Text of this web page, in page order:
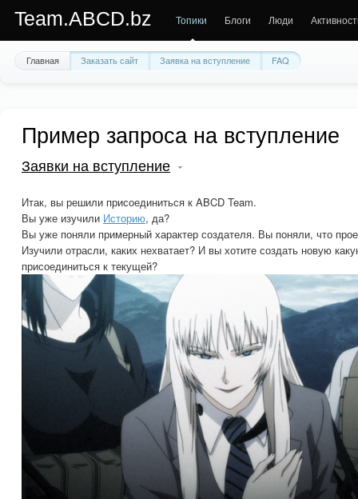
Team.ABCD.bz Топики Блоги Люди
Главная Заказать сайт Заявка на вступление FAQ
Пример запроса на вступление
Заявки на вступление
Итак, вы решили присоединиться к ABCD Team.
Вы уже изучили Историю, да?
Вы уже поняли примерный характер создателя. Вы поняли, что
Изучили отрасли, каких нехватает? И вы хотите создать новую
присоединиться к текущей?